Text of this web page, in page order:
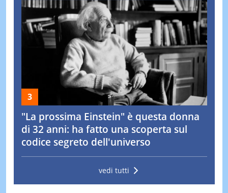
"La prossima Einstein" è questa donna
di 32 anni: ha fatto una scoperta sul
codice segreto dell'universo
vedi tutti